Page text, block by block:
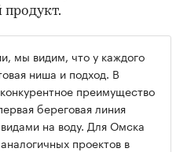
продукт.
мы видим, что у каждого
ниша и подход. В
преимущество
береговая линия
на воду. Для Омска
проектов в